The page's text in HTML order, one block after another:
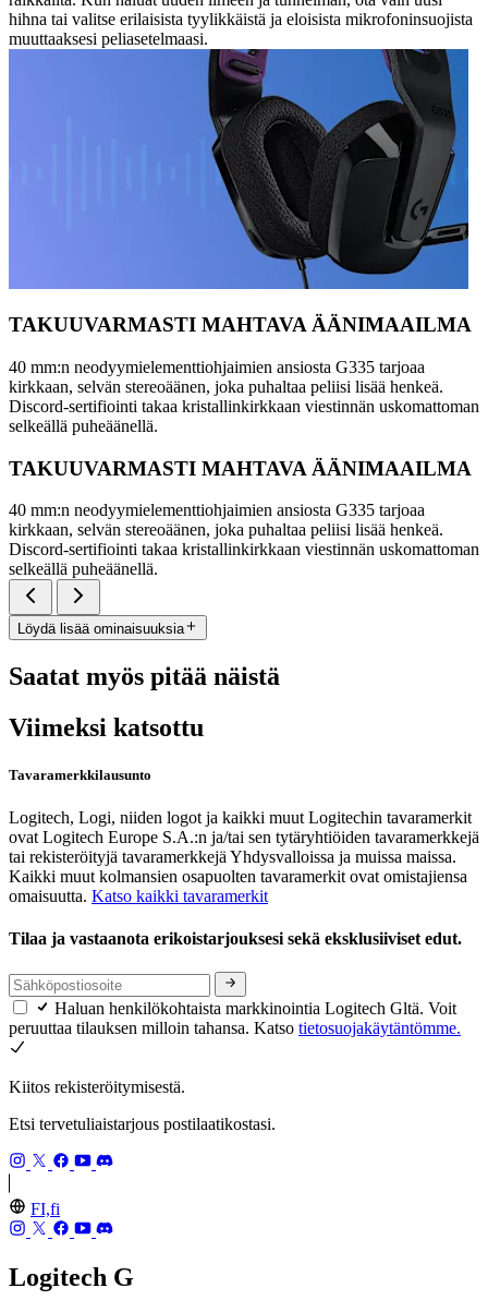
hihna tai valitse erilaisista tyylikkäistä ja eloisista mikrofoninsuojista
muuttaaksesi peliasetelmaasi.
TAKUUVARMASTI MAHTAVA ÄÄNIMAAILMA
40 mm:n neodyymielementtiohjaimien ansiosta G335 tarjoaa
kirkkaan, selvän stereoäänen, joka puhaltaa peliisi lisää henkeä.
Discord-sertifiointi takaa kristallinkirkkaan viestinnän uskomattoman
selkeällä puheäänellä.
TAKUUVARMASTI MAHTAVA ÄÄNIMAAILMA
40 mm:n neodyymielementtiohjaimien ansiosta G335 tarjoaa
kirkkaan, selvän stereoäänen, joka puhaltaa peliisi lisää henkeä.
Discord-sertifiointi takaa kristallinkirkkaan viestinnän uskomattoman
selkeällä puheäänellä.
Löydä lisää ominaisuuksia
Saatat myös pitää näistä
Viimeksi katsottu
Tavaramerkkilausunto
Logitech, Logi, niiden logot ja kaikki muut Logitechin tavaramerkit
ovat Logitech Europe S.A.:n ja/tai sen tytäryhtiöiden tavaramerkkejä
tai rekisteröityjä tavaramerkkejä Yhdysvalloissa ja muissa maissa.
Kaikki muut kolmansien osapuolten tavaramerkit ovat omistajiensa
omaisuutta. Katso kaikki tavaramerkit
Tilaa ja vastaanota erikoistarjouksesi sekä eksklusiiviset edut.
Haluan henkilökohtaista markkinointia Logitech Gltä. Voit
peruuttaa tilauksen milloin tahansa. Katso tietosuojakäytäntömme.
Kiitos rekisteröitymisestä.
Etsi tervetuliaistarjous postilaatikostasi.
FI,fi
Logitech G